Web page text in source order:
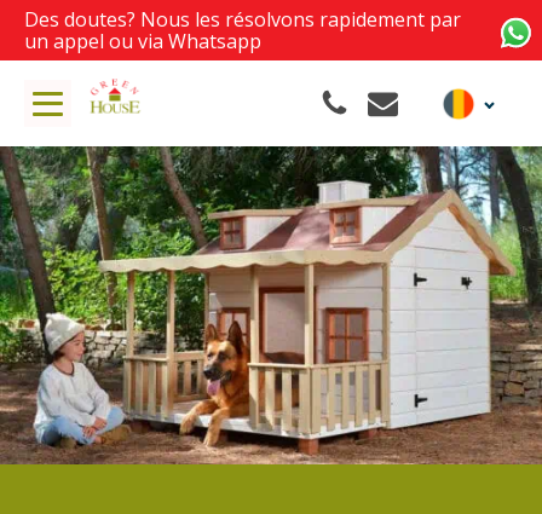
Des doutes? Nous les résolvons rapidement par
un appel ou via Whatsapp